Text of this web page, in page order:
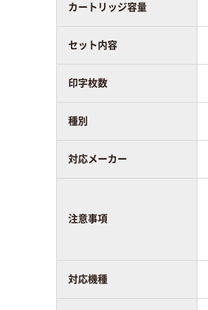
カートリッジ容量
セット内容
印字枚数
種別
対応メーカー
注意事項
対応機種